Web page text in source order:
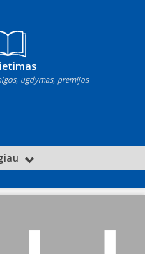
ugdymas, premijos